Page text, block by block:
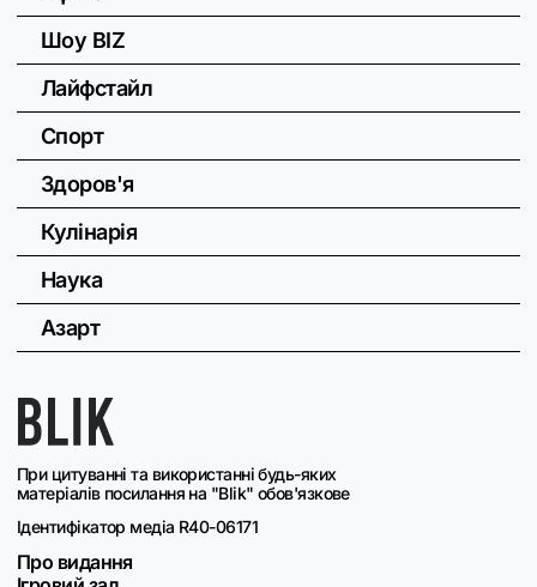
При цитуванні та використанні будь-яких
матеріалів посилання на "Blik" обов'язкове
Ідентифікатор медіа R40-06171
Про видання
Шоу BIZ
Лайфстайл
Спорт
Здоров'я
Кулінарія
Наука
Азарт